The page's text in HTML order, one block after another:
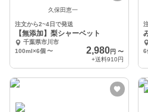
久保田恵一
注文から2~4日で発送
【無添加】梨シャーベット
千葉県市川市
100ml×6個 〜 2,980円 〜
+送料910円
6